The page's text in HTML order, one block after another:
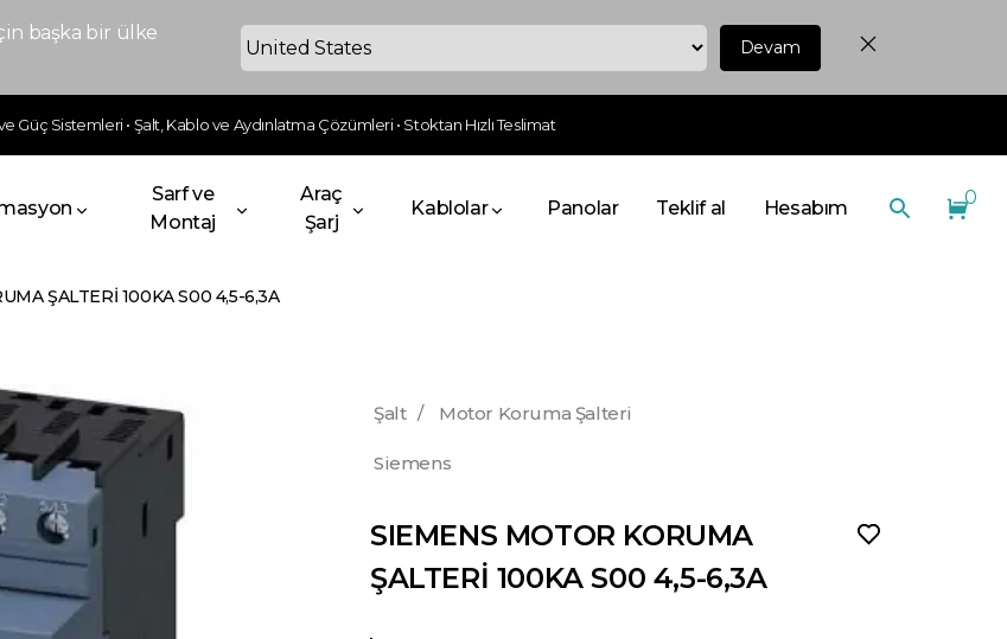
başka bir ülke
Devam
Güç Sistemleri • Şalt, Kablo ve Aydınlatma Çözümleri • Stoktan Hızlı Teslimat
Sarf ve
Montaj
Araç
Şarj
Kablolar Panolar Teklif al Hesabım 0
ŞALTERİ 100KA S00 4,5-6,3A
Şalt / Motor Koruma Şalteri
Siemens
SIEMENS MOTOR KORUMA
ŞALTERİ 100KA S00 4,5-6,3A